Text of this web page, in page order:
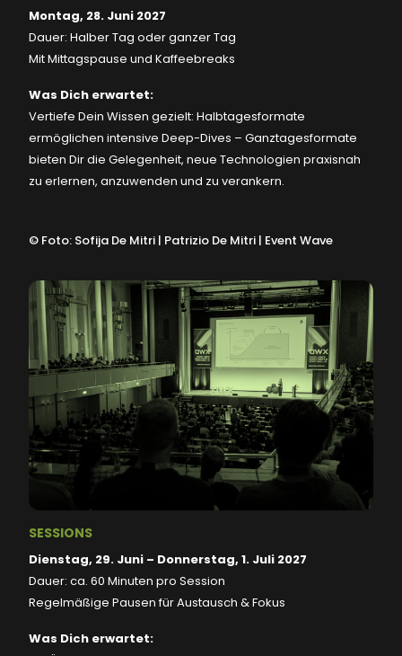
Montag, 28. Juni 2027
Dauer: Halber Tag oder ganzer Tag
Mit Mittagspause und Kaffeebreaks
Was Dich erwartet:
Vertiefe Dein Wissen gezielt: Halbtagesformate
ermöglichen intensive Deep-Dives – Ganztagesformate
bieten Dir die Gelegenheit, neue Technologien praxisnah
zu erlernen, anzuwenden und zu verankern.
© Foto: Sofija De Mitri | Patrizio De Mitri | Event Wave
SESSIONS
Dienstag, 29. Juni – Donnerstag, 1. Juli 2027
Dauer: ca. 60 Minuten pro Session
Regelmäßige Pausen für Austausch & Fokus
Was Dich erwartet: